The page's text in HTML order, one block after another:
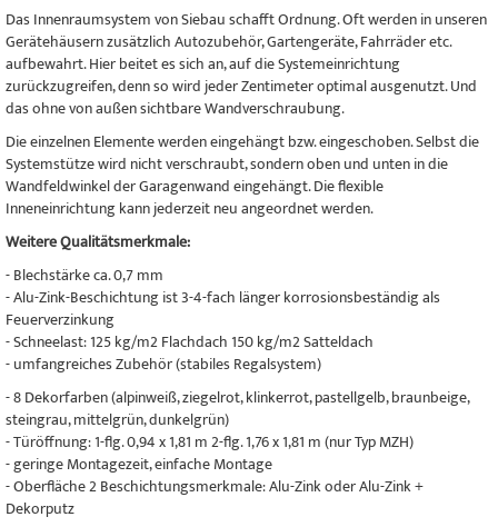
Das Innenraumsystem von Siebau schafft Ordnung. Oft werden in unseren
Gerätehäusern zusätzlich Autozubehör, Gartengeräte, Fahrräder etc.
aufbewahrt. Hier beitet es sich an, auf die Systemeinrichtung
zurückzugreifen, denn so wird jeder Zentimeter optimal ausgenutzt. Und
das ohne von außen sichtbare Wandverschraubung.
Die einzelnen Elemente werden eingehängt bzw. eingeschoben. Selbst die
Systemstütze wird nicht verschraubt, sondern oben und unten in die
Wandfeldwinkel der Garagenwand eingehängt. Die flexible
Inneneinrichtung kann jederzeit neu angeordnet werden.
Weitere Qualitätsmerkmale:
- Blechstärke ca. 0,7 mm
- Alu-Zink-Beschichtung ist 3-4-fach länger korrosionsbeständig als
Feuerverzinkung
- Schneelast: 125 kg/m2 Flachdach 150 kg/m2 Satteldach
- umfangreiches Zubehör (stabiles Regalsystem)
- 8 Dekorfarben (alpinweiß, ziegelrot, klinkerrot, pastellgelb, braunbeige,
steingrau, mittelgrün, dunkelgrün)
- Türöffnung: 1-flg. 0,94 x 1,81 m 2-flg. 1,76 x 1,81 m (nur Typ MZH)
- geringe Montagezeit, einfache Montage
- Oberfläche 2 Beschichtungsmerkmale: Alu-Zink oder Alu-Zink +
Dekorputz